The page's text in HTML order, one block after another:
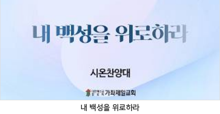
내 백성을 위로하라